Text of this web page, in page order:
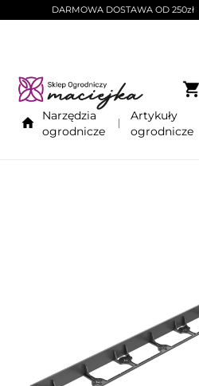
DARMOWA DOSTAWA OD 250zł
Narzędzia
ogrodnicze
Artykuły
ogrodnicze